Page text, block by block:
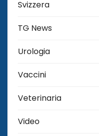
Svizzera
TG News
Urologia
Vaccini
Veterinaria
Video